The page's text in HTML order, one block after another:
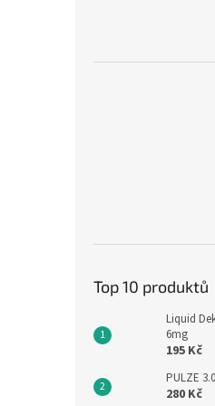
Top 10 produktů
Liquid
6mg
195 Kč
PULZE
280 Kč